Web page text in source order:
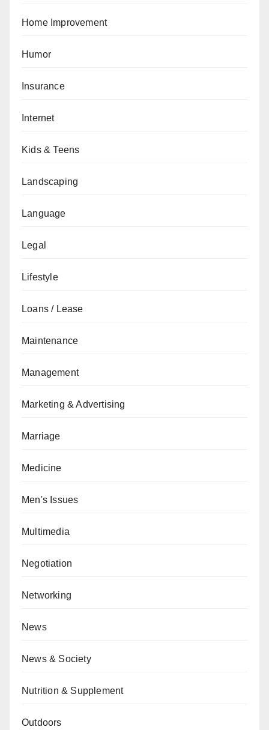
Home Improvement
Humor
Insurance
Internet
Kids & Teens
Landscaping
Language
Legal
Lifestyle
Loans / Lease
Maintenance
Management
Marketing & Advertising
Marriage
Medicine
Men's Issues
Multimedia
Negotiation
Networking
News
News & Society
Nutrition & Supplement
Outdoors